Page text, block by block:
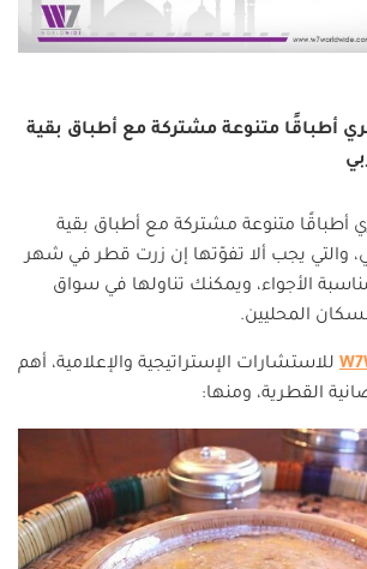
أطباقًا متنوعة مشتركة مع أطباق بقية
أطباقًا متنوعة مشتركة مع أطباق بقية
والتي يجب ألا تفوّتها إن زرت قطر في شهر
الأجواء، ويمكنك تناولها في سواق
المحليين.
للاستشارات الإستراتيجية والإعلامية، أهم
القطرية، ومنها: